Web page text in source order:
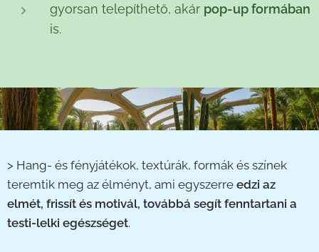
gyorsan telepíthető, akár pop-up formában
is.
> Hang- és fényjátékok, textúrák, formák és színek
teremtik meg az élményt, ami egyszerre edzi az
elmét, frissít és motivál, továbbá segít fenntartani a
testi-lelki egészséget.